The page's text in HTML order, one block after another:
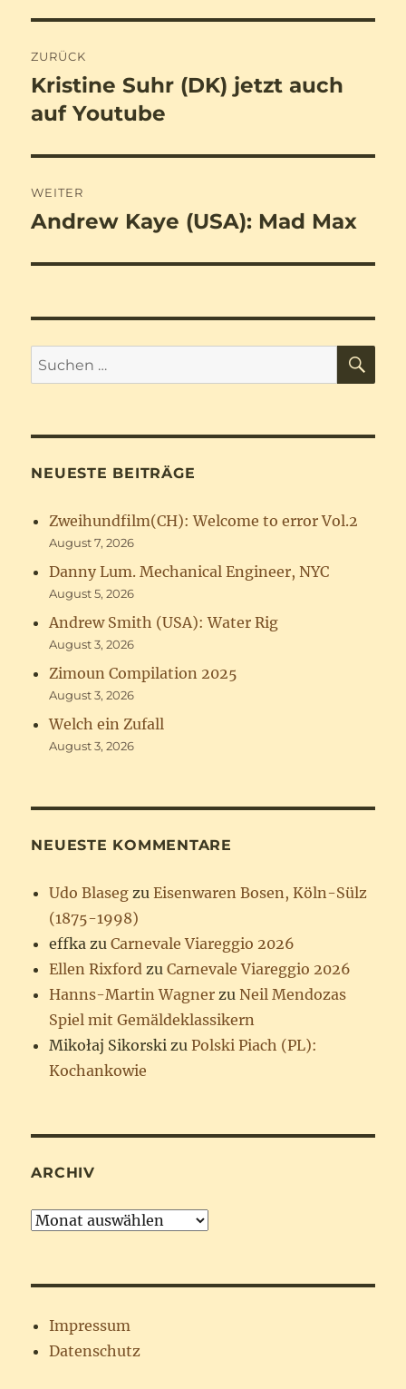
ZURÜCK
Vorheriger
Beitrag:
Kristine Suhr (DK) jetzt auch
auf Youtube
WEITER
Nächster
Andrew Kaye (USA): Mad Max
Suchen
nach:
NEUESTE BEITRÄGE
Zweihundfilm(CH): Welcome to error Vol.2
August 7, 2026
Danny Lum. Mechanical Engineer, NYC
August 5, 2026
Andrew Smith (USA): Water Rig
August 3, 2026
Zimoun Compilation 2025
August 3, 2026
Welch ein Zufall
August 3, 2026
NEUESTE KOMMENTARE
Udo Blaseg zuEisenwaren Bosen, Köln-Sülz
(1875-1998)
effka zuCarnevale Viareggio 2026
Ellen Rixford zuCarnevale Viareggio 2026
Hanns-Martin Wagner zuNeil Mendozas
Spiel mit Gemäldeklassikern
Mikołaj Sikorski zuPolski Piach (PL):
Kochankowie
ARCHIV
Archiv
Impressum
Datenschutz